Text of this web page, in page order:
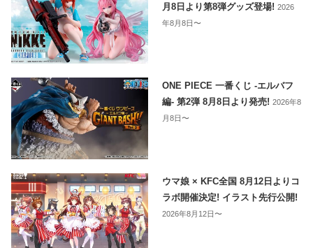
月8日より第8弾グッズ登場!2026
年8月8日〜
ONE PIECE 一番くじ -エルバフ
編- 第2弾 8月8日より発売!2026年8
月8日〜
ウマ娘 × KFC全国 8月12日よりコ
ラボ開催決定! イラスト先行公開!
2026年8月12日〜